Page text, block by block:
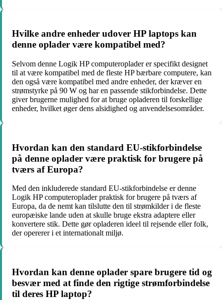
Hvilke andre enheder udover HP laptops kan
denne oplader være kompatibel med?
Selvom denne Logik HP computeroplader er specifikt designet
til at være kompatibel med de fleste HP bærbare computere, kan
den også være kompatibel med andre enheder, der kræver en
strømstyrke på 90 W og har en passende stikforbindelse. Dette
giver brugerne mulighed for at bruge opladeren til forskellige
enheder, hvilket øger dens alsidighed og anvendelsesområder.
Hvordan kan den standard EU-stikforbindelse
på denne oplader være praktisk for brugere på
tværs af Europa?
Med den inkluderede standard EU-stikforbindelse er denne
Logik HP computeroplader praktisk for brugere på tværs af
Europa, da de nemt kan tilslutte den til strømkilder i de fleste
europæiske lande uden at skulle bruge ekstra adaptere eller
konvertere stik. Dette gør opladeren ideel til rejsende eller folk,
der opererer i et internationalt miljø.
Hvordan kan denne oplader spare brugere tid og
besvær med at finde den rigtige strømforbindelse
til deres HP laptop?